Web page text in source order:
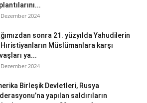
2024
sonra 21. yüzyılda Yahudilerin
Müslümanlara karşı
ya...
2024
Birleşik Devletleri, Rusya
yapılan saldırıların